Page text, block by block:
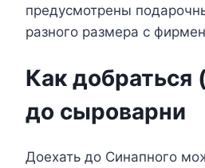
предусмотрены
разного размера с
Как добраться
до сыроварни
Доехать до Синапного